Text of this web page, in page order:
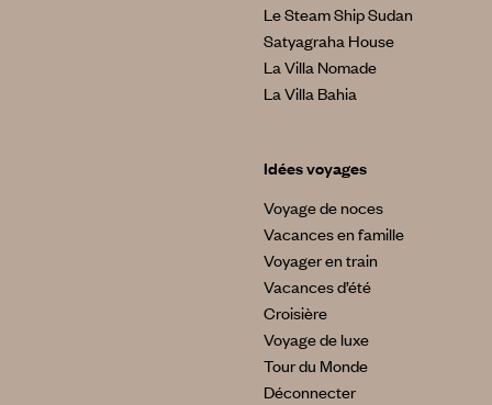
Le Steam Ship Sudan
Satyagraha House
La Villa Nomade
La Villa Bahia
Idées voyages
Voyage de noces
Vacances en famille
Voyager en train
Vacances d’été
Croisière
Voyage de luxe
Tour du Monde
Déconnecter